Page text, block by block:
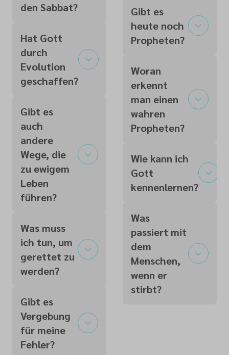
den Sabbat?
Hat Gott
durch
Evolution
geschaffen?
Gibt es
auch
andere
Wege, die
zu ewigem
Leben
führen?
Was muss
ich tun, um
gerettet zu
werden?
Gibt es
Vergebung
für meine
Fehler?
Gibt es
heute noch
Propheten?
Woran
erkennt
man einen
wahren
Propheten?
Wie kann ich
Gott
kennenlernen?
Was
passiert mit
dem
Menschen,
wenn er
stirbt?